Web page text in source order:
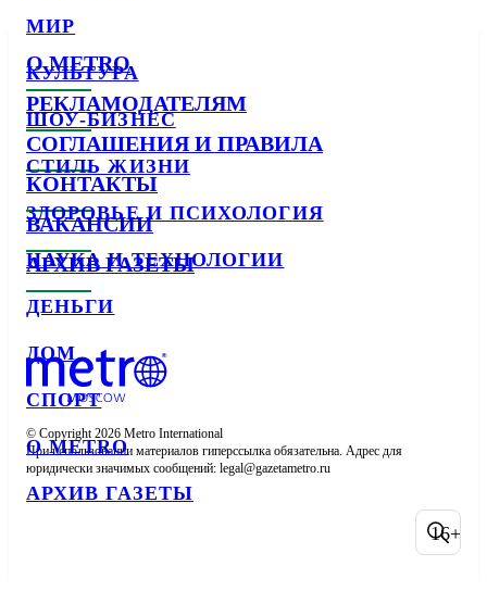
МИР
КУЛЬТУРА
ШОУ-БИЗНЕС
СТИЛЬ ЖИЗНИ
ЗДОРОВЬЕ И ПСИХОЛОГИЯ
НАУКА И ТЕХНОЛОГИИ
ДЕНЬГИ
ДОМ
СПОРТ
О METRO
АРХИВ ГАЗЕТЫ
О METRO
РЕКЛАМОДАТЕЛЯМ
СОГЛАШЕНИЯ И ПРАВИЛА
КОНТАКТЫ
ВАКАНСИИ
АРХИВ ГАЗЕТЫ
© Copyright 2026 Metro International
При использовании материалов гиперссылка обязательна. Адрес для
юридически значимых сообщений:
16+